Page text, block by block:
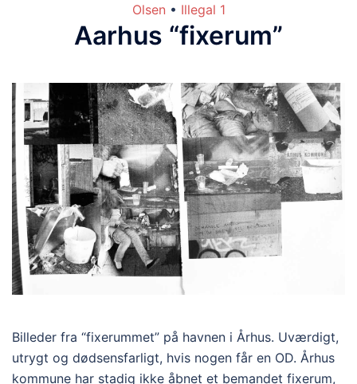
Olsen • Illegal 1
Aarhus “fixerum”
Billeder fra “fixerummet” på havnen i Århus. Uværdigt,
utrygt og dødsensfarligt, hvis nogen får en OD. Århus
kommune har stadig ikke åbnet et bemandet fixerum,